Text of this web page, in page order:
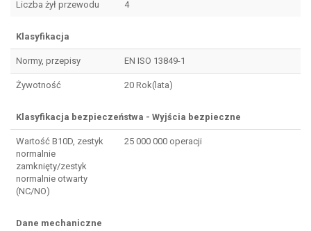
Liczba żył przewodu 4
Klasyfikacja
Normy, przepisy EN ISO 13849-1
Żywotność 20 Rok(lata)
Klasyfikacja bezpieczeństwa - Wyjścia bezpieczne
Wartość B10D, zestyk
normalnie
zamknięty/zestyk
normalnie otwarty
(NC/NO)
25 000 000 operacji
Dane mechaniczne